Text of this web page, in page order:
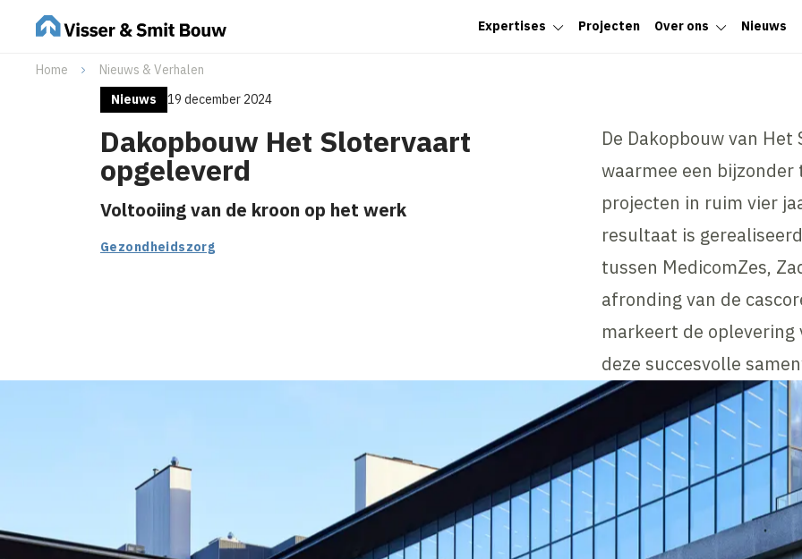
Expertises Projecten Over ons Nieuws
Home
Nieuws & Verhalen
Nieuws
19 december 2024
Dakopbouw Het Slotervaart
opgeleverd
Voltooiing van de kroon op het werk
Gezondheidszorg
De Dakopbouw van
waarmee een
projecten in ruim vier
resultaat is
tussen MedicomZes,
afronding van de
markeert de
deze succesvolle